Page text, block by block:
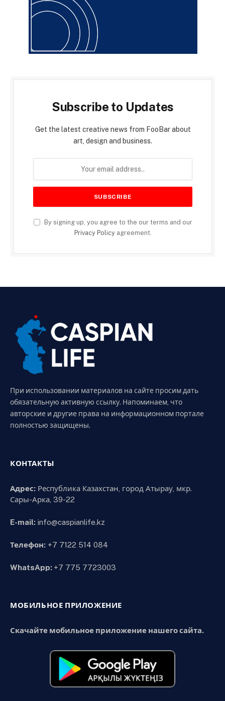
Subscribe to Updates
Get the latest creative news from FooBar about
art, design and business.
By signing up, you agree to the our terms and our
Privacy Policyagreement.
При использовании материалов на сайте просим дать
обязательную активную ссылку. Напоминаем, что
авторские и другие права на информационном портале
полностью защищены.
КОНТАКТЫ
Адрес: Республика Казахстан, город Атырау, мкр.
Сары-Арка, 39-22
E-mail: info@caspianlife.kz
Телефон: +7 7122 514 084
WhatsApp: +7 775 7723003
МОБИЛЬНОЕ ПРИЛОЖЕНИЕ
Скачайте мобильное приложение нашего сайта.